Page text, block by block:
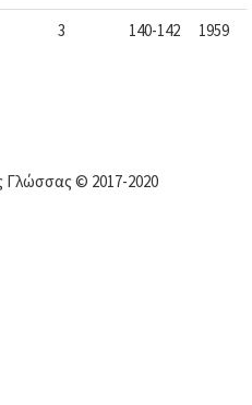
3 140-142 1959
Γλώσσας © 2017-2020